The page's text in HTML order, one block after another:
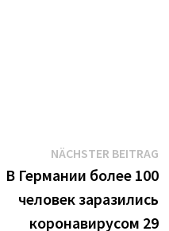
NÄCHSTER BEITRAG
В Германии более 100
человек заразились
коронавирусом 29